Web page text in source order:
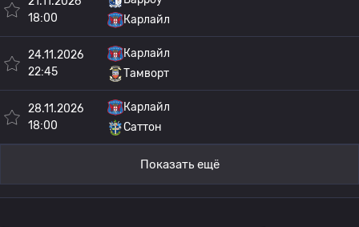
18:00
Карлайл
24.11.2026
22:45
Карлайл
Тамворт
28.11.2026
18:00
Карлайл
Саттон
Показать ещё